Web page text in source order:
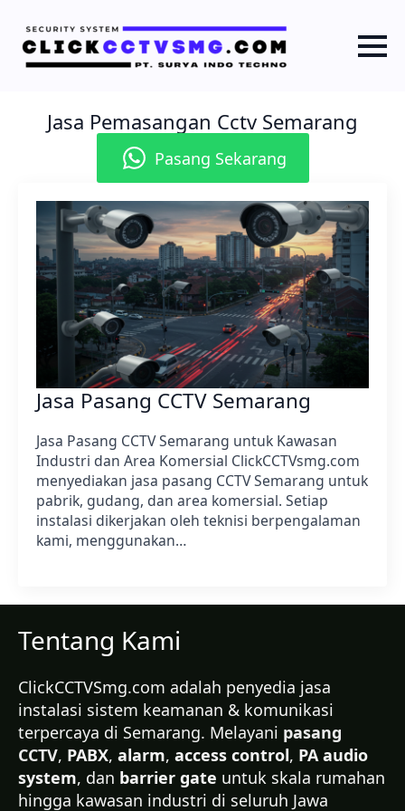
Jasa Pemasangan Cctv Semarang
Pasang Sekarang
Jasa Pasang CCTV Semarang
Jasa Pasang CCTV Semarang untuk Kawasan
Industri dan Area Komersial ClickCCTVsmg.com
menyediakan jasa pasang CCTV Semarang untuk
pabrik, gudang, dan area komersial. Setiap
instalasi dikerjakan oleh teknisi berpengalaman
kami, menggunakan…
Tentang Kami
ClickCCTVSmg.com adalah penyedia jasa
instalasi sistem keamanan & komunikasi
terpercaya di Semarang. Melayani pasang
CCTV, PABX, alarm, access control, PA audio
system, dan barrier gate untuk skala rumahan
hingga kawasan industri di seluruh Jawa